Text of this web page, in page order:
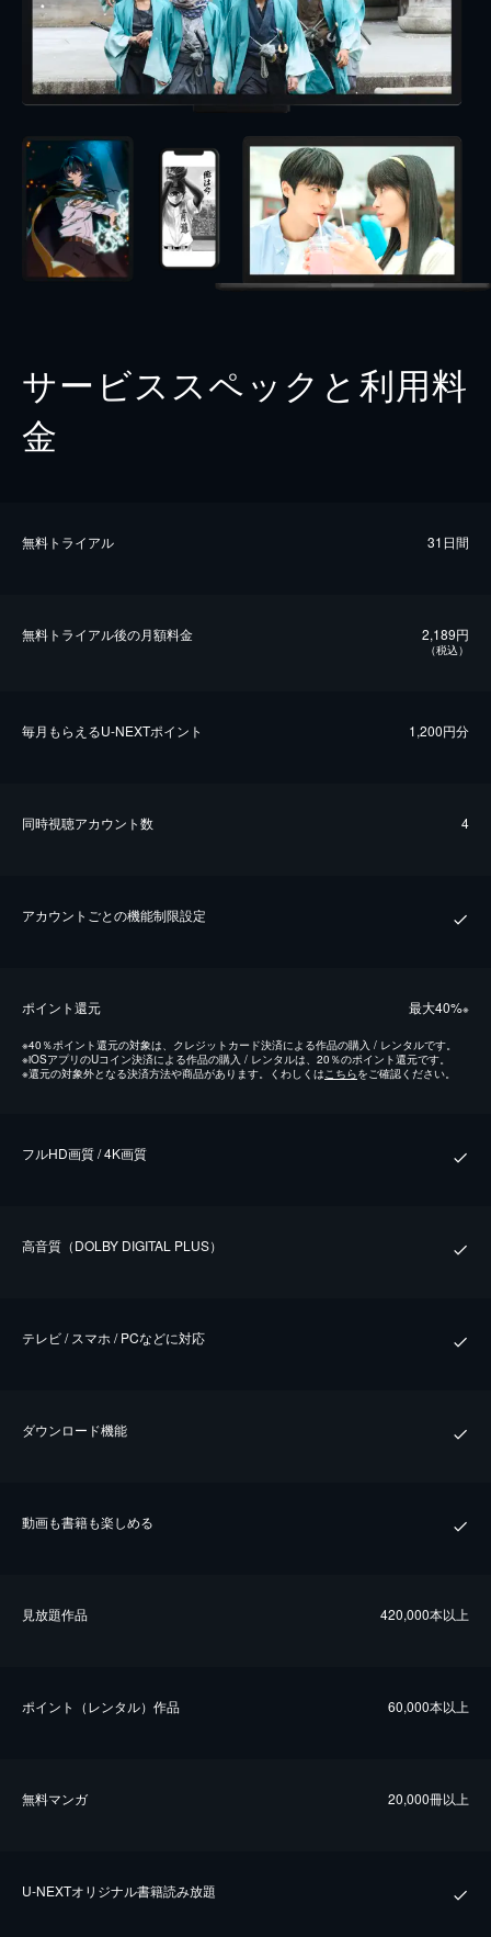
サービススペックと利用料
金
無料トライアル 31日間
無料トライアル後の⽉額料金 2,189円
（税込）
毎⽉もらえるU-NEXTポイント 1,200円分
同時視聴アカウント数 4
アカウントごとの機能制限設定
ポイント還元 最⼤40%※
※40％ポイント還元の対象は、クレジットカード決済による作品の購入 / レンタルです。
※iOSアプリのUコイン決済による作品の購入 / レンタルは、20％のポイント還元です。
※還元の対象外となる決済方法や商品があります。くわしくは こちらをご確認ください。
フルHD画質 / 4K画質
⾼⾳質（DOLBY DIGITAL PLUS）
テレビ / スマホ / PCなどに対応
ダウンロード機能
動画も書籍も楽しめる
⾒放題作品 420,000本以上
ポイント（レンタル）作品 60,000本以上
無料マンガ 20,000冊以上
U-NEXTオリジナル書籍読み放題